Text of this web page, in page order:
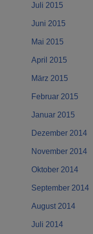
Juli 2015
Juni 2015
Mai 2015
April 2015
März 2015
Februar 2015
Januar 2015
Dezember 2014
November 2014
Oktober 2014
September 2014
August 2014
Juli 2014